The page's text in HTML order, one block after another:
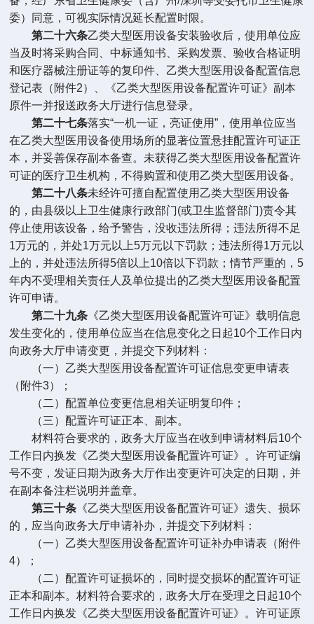
委）同意，可视实际情况延长配置时限。
第二十六条乙类大型医用设备安装验收后，使用单位应
当及时将采购合同、中标通知书、采购发票、验收合格证明
和医疗器械注册证等的复印件、乙类大型医用设备配置信息
登记表（附件2）、《乙类大型医用设备配置许可证》副本
原件一并报送政务大厅进行信息登录。
第二十七条落实“一机一证，亮证使用” ，使用单位应当
在乙类大型医用设备使用场所的显著位置悬挂配置许可证正
本，并妥善保存副本备查。未获得乙类大型医用设备配置许
可证的医疗卫生机构，不得购置和使用乙类大型医用设备。
第二十八条未经许可擅自配置使用乙类大型医用设备
的，由县级以上卫生健康行政部门(或卫生监督部门)责令其
停止使用该设备，给予警告，没收违法所得；违法所得不足
1万元的，并处1万元以上5万元以下罚款；违法所得1万元以
上的，并处违法所得5倍以上10倍以下罚款；情节严重的，5
年内不受理相关责任人及单位提出的乙类大型医用设备配置
许可申请。
第二十九条 《乙类大型医用设备配置许可证》载明信息
发生变化的，使用单位应当在信息变化之日起10个工作日内
向政务大厅申请变更，并提交下列材料：
（一）乙类大型医用设备配置许可证信息变更申请表
（附件3）；
（二）配置单位变更信息相关证明复印件；
（三）配置许可证正本、副本。
材料符合要求的，政务大厅应当在收到申请材料后10个
工作日内换发《乙类大型医用设备配置许可证》。许可证编
号不变，发证日期为政务大厅作出变更许可决定的日期，并
在副本备注栏说明并盖章。
第三十条 《乙类大型医用设备配置许可证》遗失、损坏
的，应当向政务大厅申请补办，并提交下列材料：
（一）乙类大型医用设备配置许可证补办申请表（附件
4）；
（二）配置许可证损坏的，同时提交损坏的配置许可证
正本和副本。材料符合要求的，政务大厅在受理之日起10个
工作日内换发《乙类大型医用设备配置许可证》。许可证原